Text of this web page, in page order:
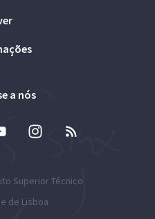
a nós
Superior Técnico
de Lisboa